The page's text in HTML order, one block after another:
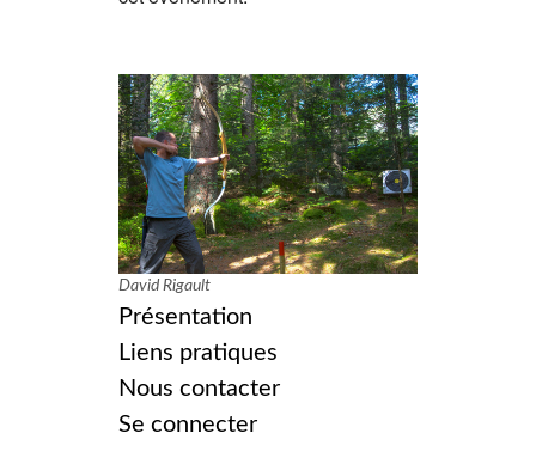
David Rigault
Présentation
Liens pratiques
Nous contacter
Se connecter